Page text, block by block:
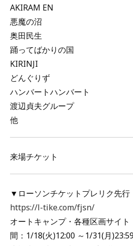
AKIRAM EN
悪魔の沼
奥田民生
踊ってばかりの国
KIRINJI
どんぐりず
ハンバートハンバート
渡辺貞夫グループ
他
来場チケット
▼ローソンチケットプレリク先行
https://l-tike.com/fjsn/
オートキャンプ・各種区画サイ
間：1/18(火)12:00 ～1/31(月)23:59